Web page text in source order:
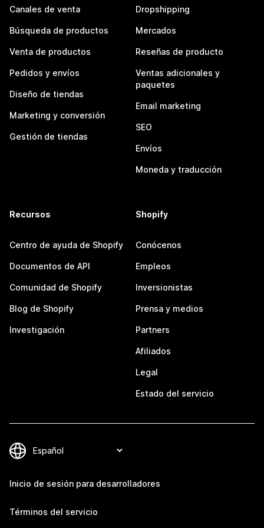
Canales de venta
Búsqueda de productos
Venta de productos
Pedidos y envíos
Diseño de tiendas
Marketing y conversión
Gestión de tiendas
Dropshipping
Mercados
Reseñas de producto
Ventas adicionales y
paquetes
Email marketing
SEO
Envíos
Moneda y traducción
Recursos
Centro de ayuda de Shopify
Documentos de API
Comunidad de Shopify
Blog de Shopify
Investigación
Shopify
Conócenos
Empleos
Inversionistas
Prensa y medios
Partners
Afiliados
Legal
Estado del servicio
Inicio de sesión para desarrolladores
Términos del servicio